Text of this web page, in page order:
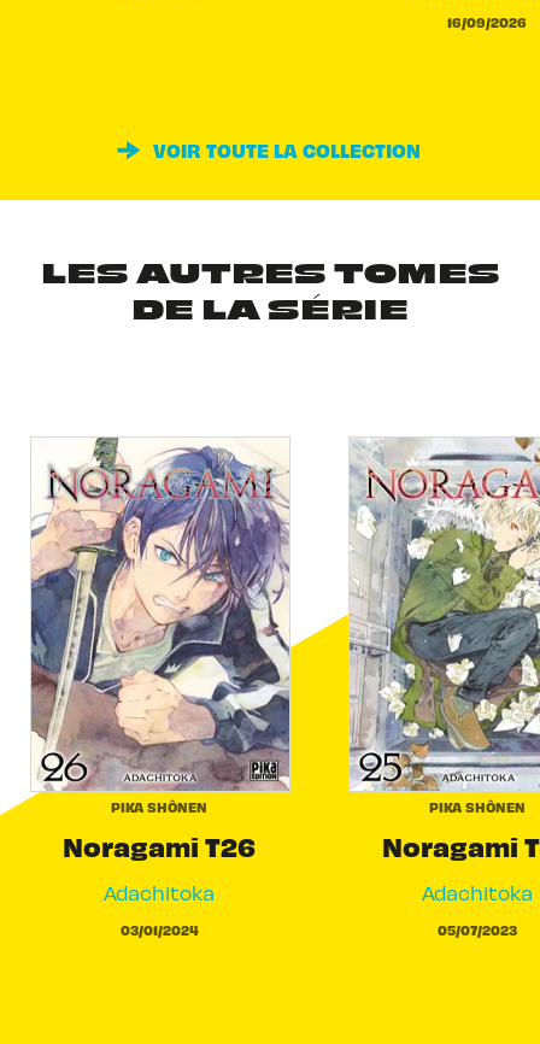
16/09/2026
VOIR TOUTE LA COLLECTION
LES AUTRES TOMES
DE LA SÉRIE
PIKA SHÔNEN
Noragami T26
Adachitoka
03/01/2024
PIKA SHÔNEN
Noragami
Adachitoka
05/07/2023